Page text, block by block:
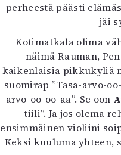
perheestä päästi
jäi
Kotimatkala olima
näimä Rauman,
kaikenlaisia pikkukyliä
suomirap ”Tasa-arvo-
arvo-oo-oo-aa”. Se oon
tiili”. Ja jos olema
ensimmäinen violiini
Keksi kuuluma yhteen,